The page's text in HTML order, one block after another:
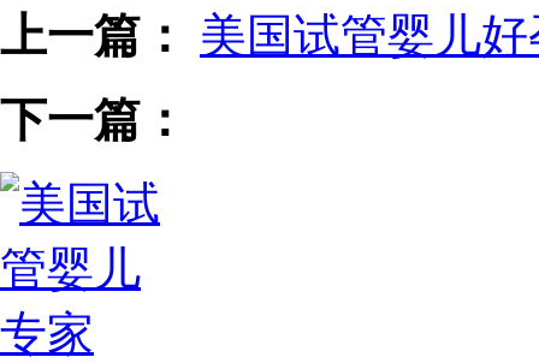
上一篇：
美国试管婴儿
下一篇：